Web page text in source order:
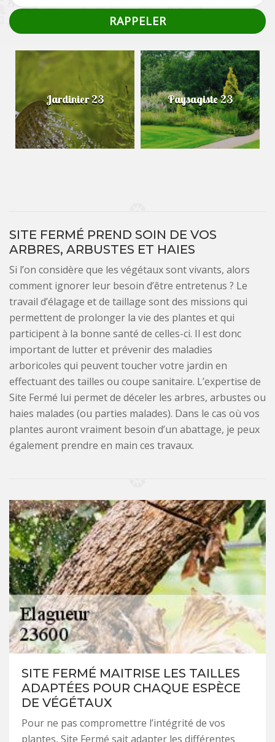
Jardinier 23 Paysagiste 23
SITE FERMÉ PREND SOIN DE VOS
ARBRES, ARBUSTES ET HAIES
Si l’on considère que les végétaux sont vivants, alors
comment ignorer leur besoin d’être entretenus ? Le
travail d’élagage et de taillage sont des missions qui
permettent de prolonger la vie des plantes et qui
participent à la bonne santé de celles-ci. Il est donc
important de lutter et prévenir des maladies
arboricoles qui peuvent toucher votre jardin en
effectuant des tailles ou coupe sanitaire. L’expertise de
Site Fermé lui permet de déceler les arbres, arbustes ou
haies malades (ou parties malades). Dans le cas où vos
plantes auront vraiment besoin d’un abattage, je peux
également prendre en main ces travaux.
SITE FERMÉ MAITRISE LES TAILLES
ADAPTÉES POUR CHAQUE ESPÈCE
DE VÉGÉTAUX
Pour ne pas compromettre l’intégrité de vos
plantes, Site Fermé sait adapter les différentes